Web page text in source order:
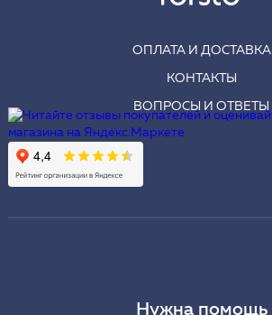
ОПЛАТА И ДОСТАВКА
КОНТАКТЫ
ВОПРОСЫ И ОТВЕТЫ
Нужна помощь